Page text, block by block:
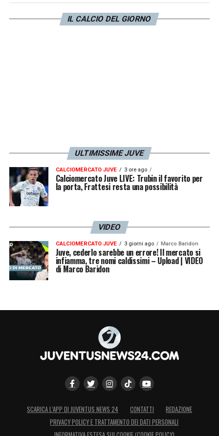
danese. La novità è che a due anni dal suo
IL CALCIO DEL GIORNO
ULTIMISSIME JUVE
CALCIOMERCATO JUVE 3 ore ago
Calciomercato Juve LIVE: Trubin il favorito per
la porta, Frattesi resta una possibilità
VIDEO
CALCIOMERCATO JUVE 3 giorni ago Marco Baridon
Juve, cederlo sarebbe un errore! Il mercato si
infiamma, tre nomi caldissimi – Upload | VIDEO
di Marco Baridon
SCARICA L’APP DI JUVENTUS NEWS 24 CONTATTI
REDAZIONE
PRIVACY POLICY E TRATTAMENTO DEI DATI PERSONALI